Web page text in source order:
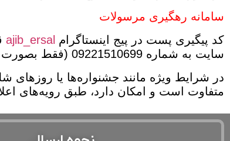
سامانه رهگیری مرسولات
کد پیگیری پست در پیج اینستاگرام ajib_ersal
سایت به شماره 09221510699 (
فقط بصورت
در شرایط ویژه مانند جشنواره‌ها یا
متفاوت است و امکان دارد، طبق رویه‌های